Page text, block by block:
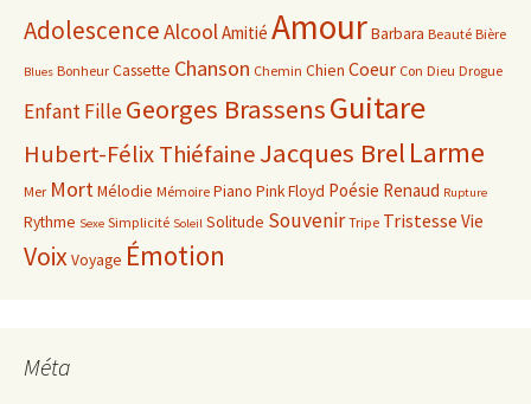
AdolescenceAlcoolAmitié AmourBarbara Beauté Bière
Blues Bonheur Cassette Chanson Chemin Chien Coeur Con Dieu Drogue
EnfantFilleGeorges BrassensGuitare
Hubert-Félix ThiéfaineJacques Brel Larme
Mer MortMélodie Mémoire Piano Pink Floyd Poésie Renaud Rupture
Rythme Sexe Simplicité Soleil Solitude Souvenir Tripe Tristesse Vie
VoixVoyage Émotion
Méta